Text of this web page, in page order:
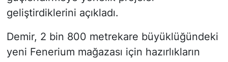
geliştirdiklerini açıkladı.
Demir, 2 bin 800 metrekare büyüklüğündeki
yeni Fenerium mağazası için hazırlıkların